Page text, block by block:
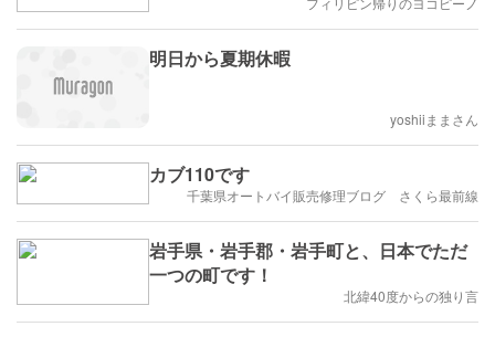
明日から夏期休暇
yoshiiままさん
カブ110です
千葉県オートバイ販売修理ブログ さくら最前線
岩手県・岩手郡・岩手町と、日本でただ
一つの町です！
北緯40度からの独り言